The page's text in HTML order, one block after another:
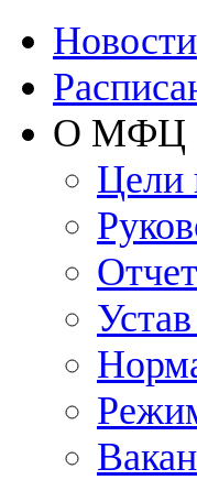
Новости
О МФЦ
Цели